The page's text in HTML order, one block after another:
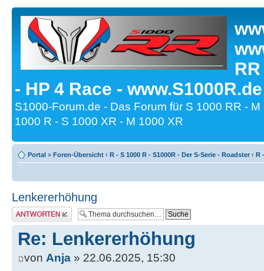
- HP 4 Race -
S1000-Forum.de - Das Forum für S 1000 RR -
1000 R - S 1000 XR - M 1000 XR
Portal » Foren-Übersicht ‹ R - S 1000 R - S1000R - Der S-Serie - Roadster ‹ R
Lenkererhöhung
Antwort erstellen
Re: Lenkererhöhung
von Anja » 22.06.2025, 15:30